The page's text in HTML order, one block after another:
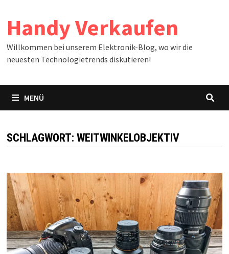
Inhalt
springen
Handy Verkaufen
Willkommen bei unserem Elektronik-Blog, wo wir die
neuesten Technologietrends diskutieren!
MENÜ
SCHLAGWORT: WEITWINKELOBJEKTIV